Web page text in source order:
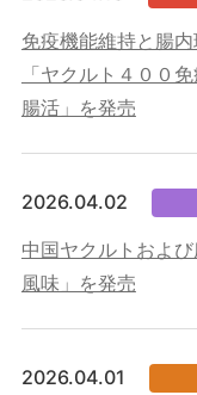
免疫機能維持と腸
「ヤクルト４００
腸活」を発売
2026.04.02
中国ヤクルトおよ
風味」を発売
2026.04.01